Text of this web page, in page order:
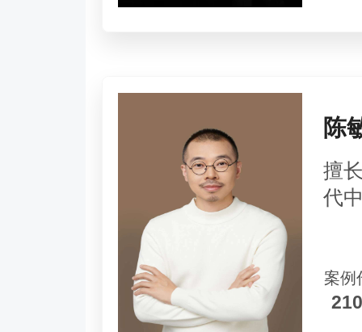
陈
擅
代
案例